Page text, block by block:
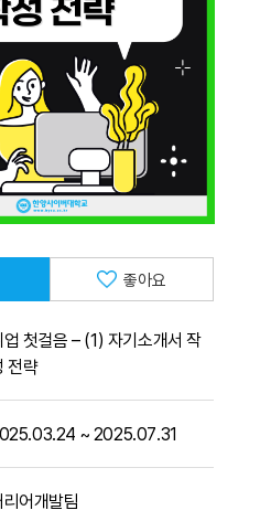
좋아요
첫걸음 – (1) 자기소개서 작
전략
~ 2025.07.31
어개발팀